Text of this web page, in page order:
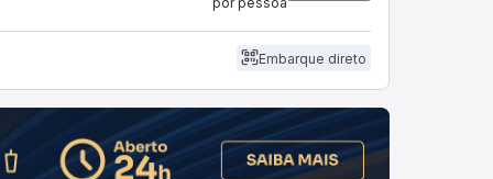
Embarque direto